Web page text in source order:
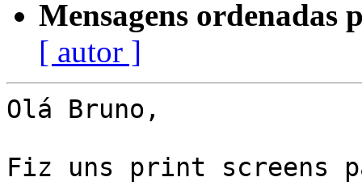
Mensagens ordenadas
[ autor ]
Olá Bruno,
Fiz uns print screens